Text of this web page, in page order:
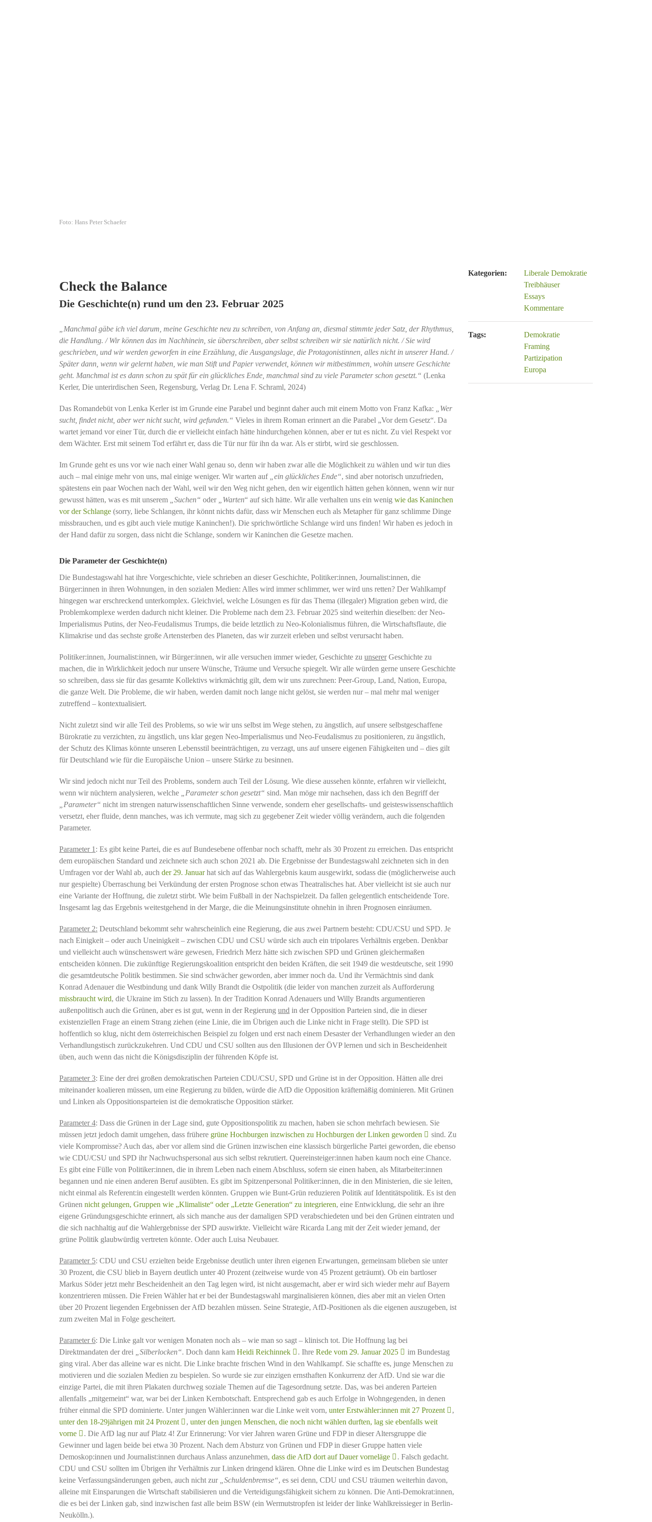
Foto: Hans Peter Schaefer
Check the Balance
Die Geschichte(n) rund um den 23. Februar 2025
„Manchmal gäbe ich viel darum, meine Geschichte neu zu schreiben, von Anfang an, diesmal stimmte jeder Satz, der Rhythmus,
die Handlung. / Wir können das im Nachhinein, sie überschreiben, aber selbst schreiben wir sie natürlich nicht. / Sie wird
geschrieben, und wir werden geworfen in eine Erzählung, die Ausgangslage, die Protagonistinnen, alles nicht in unserer Hand. /
Später dann, wenn wir gelernt haben, wie man Stift und Papier verwendet, können wir mitbestimmen, wohin unsere Geschichte
geht. Manchmal ist es dann schon zu spät für ein glückliches Ende, manchmal sind zu viele Parameter schon gesetzt.“ (Lenka
Kerler, Die unterirdischen Seen, Regensburg, Verlag Dr. Lena F. Schraml, 2024)
Das Romandebüt von Lenka Kerler ist im Grunde eine Parabel und beginnt daher auch mit einem Motto von Franz Kafka:
„Wer
sucht, findet nicht, aber wer nicht sucht, wird gefunden.“ Vieles in ihrem Roman erinnert an die Parabel „Vor dem Gesetz“. Da
wartet jemand vor einer Tür, durch die er vielleicht einfach hätte hindurchgehen können, aber er tut es nicht. Zu viel Respekt vor
dem Wächter. Erst mit seinem Tod erfährt er, dass die Tür nur für ihn da war. Als er stirbt, wird sie geschlossen.
Im Grunde geht es uns vor wie nach einer Wahl genau so, denn wir haben zwar alle die Möglichkeit zu wählen und wir tun dies
auch – mal einige mehr von uns, mal einige weniger. Wir warten auf
„ein glückliches Ende“, sind aber notorisch unzufrieden,
spätestens ein paar Wochen nach der Wahl, weil wir den Weg nicht gehen, den wir eigentlich hätten gehen können, wenn wir nur
gewusst hätten, was es mit unserem
„Suchen“ oder „Warten“ auf sich hätte. Wir alle verhalten uns ein wenig wie das Kaninchen
vor der Schlange(sorry, liebe Schlangen, ihr könnt nichts dafür, dass wir Menschen euch als Metapher für ganz schlimme Dinge
missbrauchen, und es gibt auch viele mutige Kaninchen!). Die sprichwörtliche Schlange wird uns finden! Wir haben es jedoch in
der Hand dafür zu sorgen, dass nicht die Schlange, sondern wir Kaninchen die Gesetze machen.
Die Parameter der Geschichte(n)
Die Bundestagswahl hat ihre Vorgeschichte, viele schrieben an dieser Geschichte, Politiker:innen, Journalist:innen, die
Bürger:innen in ihren Wohnungen, in den sozialen Medien: Alles wird immer schlimmer, wer wird uns retten? Der Wahlkampf
hingegen war erschreckend unterkomplex. Gleichviel, welche Lösungen es für das Thema (illegaler) Migration geben wird, die
Problemkomplexe werden dadurch nicht kleiner. Die Probleme nach dem 23. Februar 2025 sind weiterhin dieselben: der Neo-
Imperialismus Putins, der Neo-Feudalismus Trumps, die beide letztlich zu Neo-Kolonialismus führen, die Wirtschaftsflaute, die
Klimakrise und das sechste große Artensterben des Planeten, das wir zurzeit erleben und selbst verursacht haben.
Politiker:innen, Journalist:innen, wir Bürger:innen, wir alle versuchen immer wieder, Geschichte zu unsererGeschichte zu
machen, die in Wirklichkeit jedoch nur unsere Wünsche, Träume und Versuche spiegelt. Wir alle würden gerne unsere Geschichte
so schreiben, dass sie für das gesamte Kollektivs wirkmächtig gilt, dem wir uns zurechnen: Peer-Group, Land, Nation, Europa,
die ganze Welt. Die Probleme, die wir haben, werden damit noch lange nicht gelöst, sie werden nur – mal mehr mal weniger
zutreffend – kontextualisiert.
Nicht zuletzt sind wir alle Teil des Problems, so wie wir uns selbst im Wege stehen, zu ängstlich, auf unsere selbstgeschaffene
Bürokratie zu verzichten, zu ängstlich, uns klar gegen Neo-Imperialismus und Neo-Feudalismus zu positionieren, zu ängstlich,
der Schutz des Klimas könnte unseren Lebensstil beeinträchtigen, zu verzagt, uns auf unsere eigenen Fähigkeiten und – dies gilt
für Deutschland wie für die Europäische Union – unsere Stärke zu besinnen.
Wir sind jedoch nicht nur Teil des Problems, sondern auch Teil der Lösung. Wie diese aussehen könnte, erfahren wir vielleicht,
wenn wir nüchtern analysieren, welche
„Parameter schon gesetzt“ sind. Man möge mir nachsehen, dass ich den Begriff der
„Parameter“ nicht im strengen naturwissenschaftlichen Sinne verwende, sondern eher gesellschafts- und geisteswissenschaftlich
versetzt, eher fluide, denn manches, was ich vermute, mag sich zu gegebener Zeit wieder völlig verändern, auch die folgenden
Parameter.
Parameter 1 : Es gibt keine Partei, die es auf Bundesebene offenbar noch schafft, mehr als 30 Prozent zu erreichen. Das entspricht
dem europäischen Standard und zeichnete sich auch schon 2021 ab. Die Ergebnisse der Bundestagswahl zeichneten sich in den
Umfragen vor der Wahl ab, auch der 29. Januarhat sich auf das Wahlergebnis kaum ausgewirkt, sodass die (möglicherweise auch
nur gespielte) Überraschung bei Verkündung der ersten Prognose schon etwas Theatralisches hat. Aber vielleicht ist sie auch nur
eine Variante der Hoffnung, die zuletzt stirbt. Wie beim Fußball in der Nachspielzeit. Da fallen gelegentlich entscheidende Tore.
Insgesamt lag das Ergebnis weitestgehend in der Marge, die die Meinungsinstitute ohnehin in ihren Prognosen einräumen.
Parameter 2: Deutschland bekommt sehr wahrscheinlich eine Regierung, die aus zwei Partnern besteht: CDU/CSU und SPD. Je
nach Einigkeit – oder auch Uneinigkeit – zwischen CDU und CSU würde sich auch ein tripolares Verhältnis ergeben. Denkbar
und vielleicht auch wünschenswert wäre gewesen, Friedrich Merz hätte sich zwischen SPD und Grünen gleichermaßen
entscheiden können. Die zukünftige Regierungskoalition entspricht den beiden Kräften, die seit 1949 die westdeutsche, seit 1990
die gesamtdeutsche Politik bestimmen. Sie sind schwächer geworden, aber immer noch da. Und ihr Vermächtnis sind dank
Konrad Adenauer die Westbindung und dank Willy Brandt die Ostpolitik (die leider von manchen zurzeit als Aufforderung
missbraucht wird, die Ukraine im Stich zu lassen). In der Tradition Konrad Adenauers und Willy Brandts argumentieren
außenpolitisch auch die Grünen, aber es ist gut, wenn in der Regierung und in der Opposition Parteien sind, die in dieser
existenziellen Frage an einem Strang ziehen (eine Linie, die im Übrigen auch die Linke nicht in Frage stellt). Die SPD ist
hoffentlich so klug, nicht dem österreichischen Beispiel zu folgen und erst nach einem Desaster der Verhandlungen wieder an den
Verhandlungstisch zurückzukehren. Und CDU und CSU sollten aus den Illusionen der ÖVP lernen und sich in Bescheidenheit
üben, auch wenn das nicht die Königsdisziplin der führenden Köpfe ist.
Parameter 3: Eine der drei großen demokratischen Parteien CDU/CSU, SPD und Grüne ist in der Opposition. Hätten alle drei
miteinander koalieren müssen, um eine Regierung zu bilden, würde die AfD die Opposition kräftemäßig dominieren. Mit Grünen
und Linken als Oppositionsparteien ist die demokratische Opposition stärker.
Parameter 4: Dass die Grünen in der Lage sind, gute Oppositionspolitik zu machen, haben sie schon mehrfach bewiesen. Sie
müssen jetzt jedoch damit umgehen, dass frühere grüne Hochburgen inzwischen zu Hochburgen der Linken geworden
sind. Zu
viele Kompromisse? Auch das, aber vor allem sind die Grünen inzwischen eine klassisch bürgerliche Partei geworden, die ebenso
wie CDU/CSU und SPD ihr Nachwuchspersonal aus sich selbst rekrutiert. Quereinsteiger:innen haben kaum noch eine Chance.
Es gibt eine Fülle von Politiker:innen, die in ihrem Leben nach einem Abschluss, sofern sie einen haben, als Mitarbeiter:innen
begannen und nie einen anderen Beruf ausübten. Es gibt im Spitzenpersonal Politiker:innen, die in den Ministerien, die sie leiten,
nicht einmal als Referent:in eingestellt werden könnten. Gruppen wie Bunt-Grün reduzieren Politik auf Identitätspolitik. Es ist den
Grünen nicht gelungen, Gruppen wie „Klimaliste“ oder „Letzte Generation“ zu integrieren, eine Entwicklung, die sehr an ihre
eigene Gründungsgeschichte erinnert, als sich manche aus der damaligen SPD verabschiedeten und bei den Grünen eintraten und
die sich nachhaltig auf die Wahlergebnisse der SPD auswirkte. Vielleicht wäre Ricarda Lang mit der Zeit wieder jemand, der
grüne Politik glaubwürdig vertreten könnte. Oder auch Luisa Neubauer.
Parameter 5: CDU und CSU erzielten beide Ergebnisse deutlich unter ihren eigenen Erwartungen, gemeinsam blieben sie unter
30 Prozent, die CSU blieb in Bayern deutlich unter 40 Prozent (zeitweise wurde von 45 Prozent geträumt). Ob ein bartloser
Markus Söder jetzt mehr Bescheidenheit an den Tag legen wird, ist nicht ausgemacht, aber er wird sich wieder mehr auf Bayern
konzentrieren müssen. Die Freien Wähler hat er bei der Bundestagswahl marginalisieren können, dies aber mit an vielen Orten
über 20 Prozent liegenden Ergebnissen der AfD bezahlen müssen. Seine Strategie, AfD-Positionen als die eigenen auszugeben, ist
zum zweiten Mal in Folge gescheitert.
Parameter 6: Die Linke galt vor wenigen Monaten noch als – wie man so sagt – klinisch tot. Die Hoffnung lag bei
Direktmandaten der drei
„Silberlocken“. Doch dann kam Heidi Reichinnek . Ihre Rede vom 29. Januar 2025
im Bundestag
ging viral. Aber das alleine war es nicht. Die Linke brachte frischen Wind in den Wahlkampf. Sie schaffte es, junge Menschen zu
motivieren und die sozialen Medien zu bespielen. So wurde sie zur einzigen ernsthaften Konkurrenz der AfD. Und sie war die
einzige Partei, die mit ihren Plakaten durchweg soziale Themen auf die Tagesordnung setzte. Das, was bei anderen Parteien
allenfalls „mitgemeint“ war, war bei der Linken Kernbotschaft. Entsprechend gab es auch Erfolge in Wohngegenden, in denen
früher einmal die SPD dominierte. Unter jungen Wähler:innen war die Linke weit vorn, unter Erstwähler:innen mit 27 Prozent
,
unter den 18-29jährigen mit 24 Prozent
, unter den jungen Menschen, die noch nicht wählen durften, lag sie ebenfalls weit
vorne
. Die AfD lag nur auf Platz 4! Zur Erinnerung: Vor vier Jahren waren Grüne und FDP in dieser Altersgruppe die
Gewinner und lagen beide bei etwa 30 Prozent. Nach dem Absturz von Grünen und FDP in dieser Gruppe hatten viele
Demoskop:innen und Journalist:innen durchaus Anlass anzunehmen, dass die AfD dort auf Dauer vorneläge
. Falsch gedacht.
CDU und CSU sollten im Übrigen ihr Verhältnis zur Linken dringend klären. Ohne die Linke wird es im Deutschen Bundestag
keine Verfassungsänderungen geben, auch nicht zur
„Schuldenbremse“, es sei denn, CDU und CSU träumen weiterhin davon,
alleine mit Einsparungen die Wirtschaft stabilisieren und die Verteidigungsfähigkeit sichern zu können. Die Anti-Demokrat:innen,
die es bei der Linken gab, sind inzwischen fast alle beim BSW (ein Wermutstropfen ist leider der linke Wahlkreissieger in Berlin-
Neukölln.).
Kategorien:
Liberale Demokratie
Treibhäuser
Essays
Kommentare
Tags:
Demokratie
Framing
Partizipation
Europa